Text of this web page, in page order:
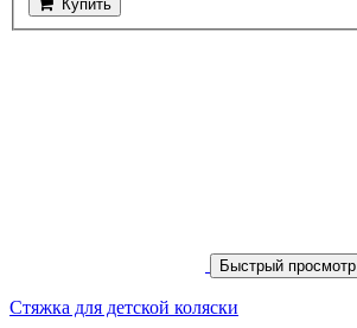
Купить
Быстрый просмотр
Стяжка для детской коляски